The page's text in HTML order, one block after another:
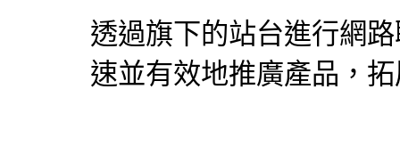
透過旗下的站台進行網
速並有效地推廣產品，